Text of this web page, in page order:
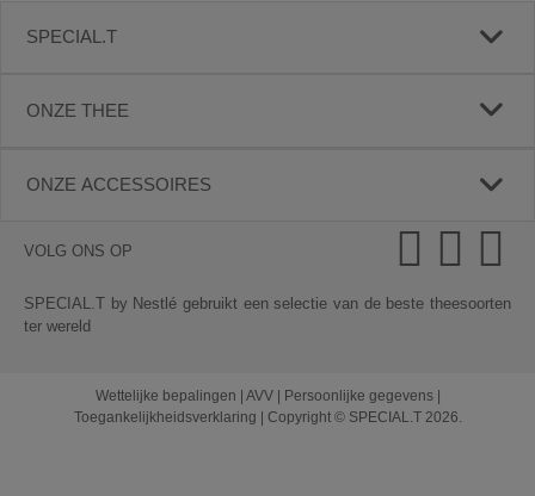
SPECIAL.T
ONZE THEE
ONZE ACCESSOIRES
VOLG ONS OP
SPECIAL.T by Nestlé gebruikt een selectie van de beste theesoorten
ter wereld
Wettelijke bepalingen AVV| Persoonlijke gegevens|
Toegankelijkheidsverklaring
Copyright © SPECIAL.T 2026.